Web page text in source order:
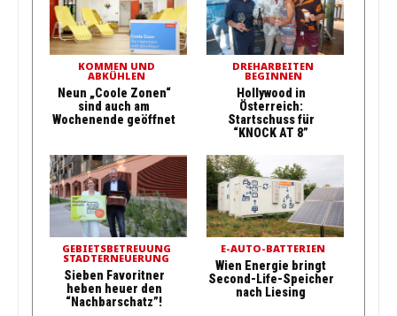
KOMMEN UND
ABKÜHLEN
Neun „Coole Zonen“
sind auch am
Wochenende geöffnet
DREHARBEITEN
BEGINNEN
Hollywood in
Österreich:
Startschuss für
“KNOCK AT 8”
GEBIETSBETREUUNG
STADTERNEUERUNG
Sieben Favoritner
heben heuer den
“Nachbarschatz”!
E-AUTO-BATTERIEN
Wien Energie bringt
Second-Life-Speicher
nach Liesing